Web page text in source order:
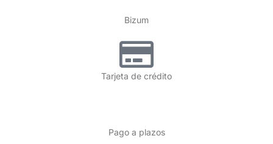
Bizum
Tarjeta de crédito
Pago a plazos